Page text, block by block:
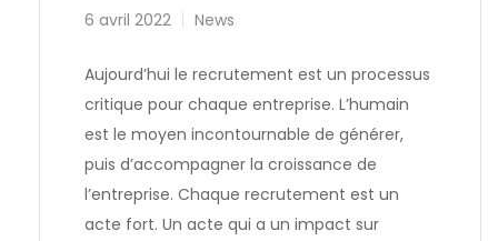
6 avril 2022 News
Aujourd’hui le recrutement est un processus
critique pour chaque entreprise. L’humain
est le moyen incontournable de générer,
puis d’accompagner la croissance de
l’entreprise. Chaque recrutement est un
acte fort. Un acte qui a un impact sur